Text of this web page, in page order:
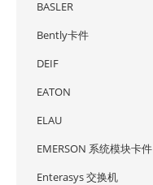
BASLER
Bently卡件
DEIF
EATON
ELAU
EMERSON 系统模块卡件
Enterasys 交换机